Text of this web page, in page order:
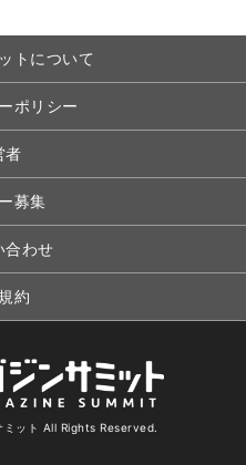
トについて
ポリシー
者
募集
合わせ
約
ット All Rights Reserved.